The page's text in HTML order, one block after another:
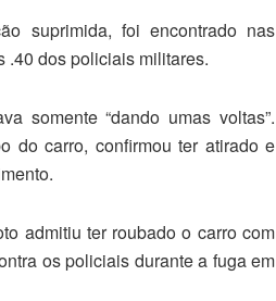
suprimida, foi encontrado nas
.40 dos policiais militares.
somente “dando umas voltas”.
do carro, confirmou ter atirado e
admitiu ter roubado o carro com
os policiais durante a fuga em